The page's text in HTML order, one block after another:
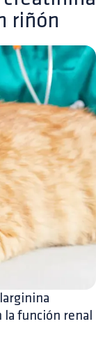
riñón
la función renal